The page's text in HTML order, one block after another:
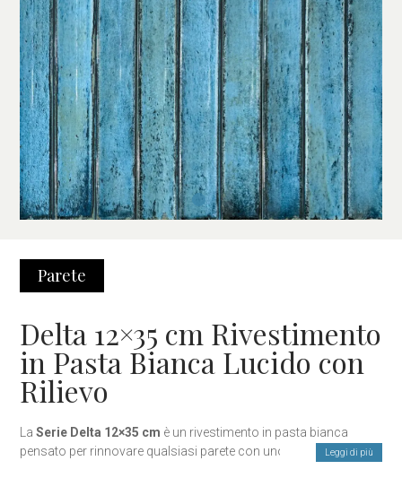
Parete
Delta 12×35 cm Rivestimento
in Pasta Bianca Lucido con
Rilievo
LaSerie Delta 12×35 cm è un rivestimento in pasta bianca
pensato per rinnovare qualsiasi parete con uno stile moderno,
Leggi di più